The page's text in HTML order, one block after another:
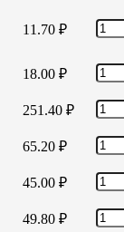
11.70 ₽
18.00 ₽
251.40 ₽
65.20 ₽
45.00 ₽
49.80 ₽